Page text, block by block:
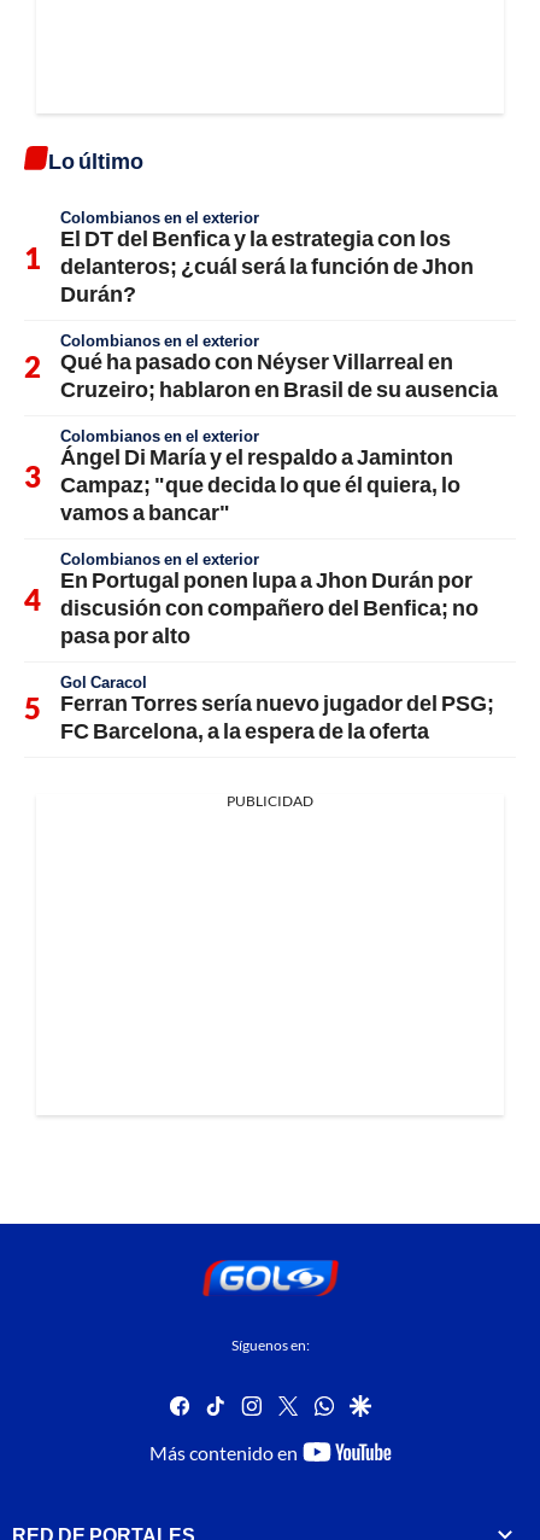
Lo último
Colombianos en el exterior
El DT del Benfica y la estrategia con los
delanteros; ¿cuál será la función de Jhon
Durán?
Colombianos en el exterior
Qué ha pasado con Néyser Villarreal en
Cruzeiro; hablaron en Brasil de su ausencia
Colombianos en el exterior
Ángel Di María y el respaldo a Jaminton
Campaz; "que decida lo que él quiera, lo
vamos a bancar"
Colombianos en el exterior
En Portugal ponen lupa a Jhon Durán por
discusión con compañero del Benfica; no
pasa por alto
Gol Caracol
Ferran Torres sería nuevo jugador del PSG;
FC Barcelona, a la espera de la oferta
PUBLICIDAD
Síguenos en:
facebook
tiktok instagram
twitterwhatsapp
google
Más contenido en
youtube-
RED DE PORTALES